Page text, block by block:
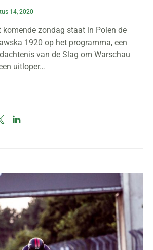
14, 2020
zondag staat in Polen de
1920 op het programma, een
van de Slag om Warschau
uitloper…